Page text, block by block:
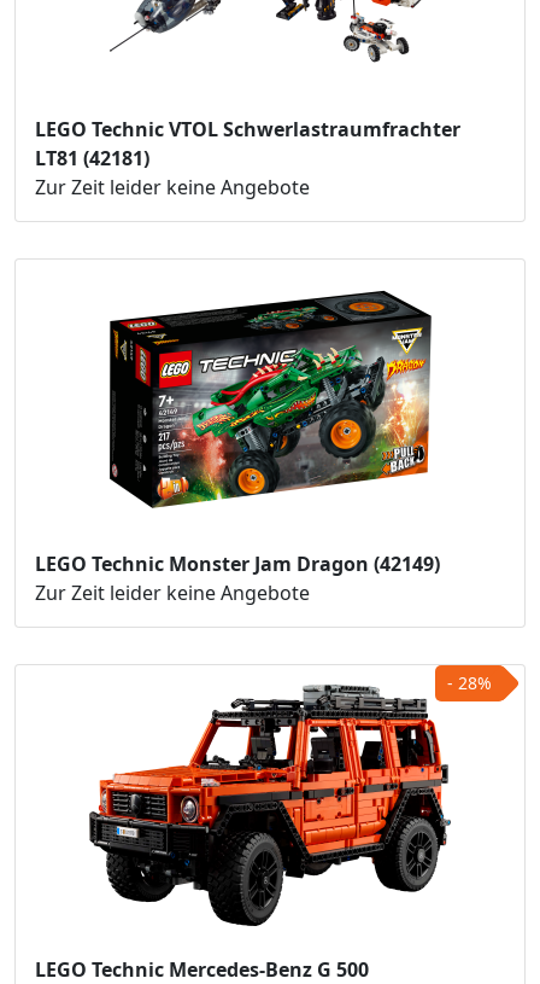
LEGO Technic VTOL Schwerlastraumfrachter
LT81 (42181)
Zur Zeit leider keine Angebote
LEGO Technic Monster Jam Dragon (42149)
Zur Zeit leider keine Angebote
- 28%
LEGO Technic Mercedes-Benz G 500